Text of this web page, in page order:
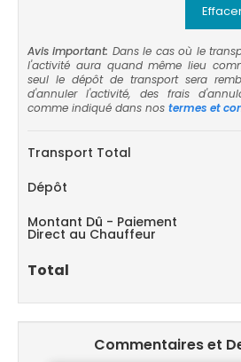
Avis important: Dans le cas où le
l'activité aura quand même lieu
seul le dépôt de transport sera
d'annuler l'activité, des frais
comme indiqué dans nos termes et
Transport Total
Dépôt
Montant Dû - Paiement
Direct au Chauffeur
Total
Commentaires et